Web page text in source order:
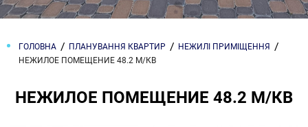
ГОЛОВНА ПЛАНУВАННЯ КВАРТИР
НЕЖИЛІ ПРИМІЩЕННЯ
НЕЖИЛОЕ ПОМЕЩЕНИЕ 48.2 М/КВ
НЕЖИЛОЕ ПОМЕЩЕНИЕ 48.2 М/КВ